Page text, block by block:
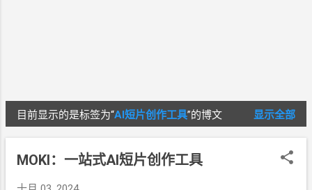
博
目前显示的是标签为“AI短片创作工具”的博文 显示全部
MOKI：一站式AI短片创作工具